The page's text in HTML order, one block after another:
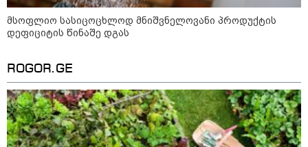
მკითხველის რჩევით
მსოფლიო სასიცოცხლოდ მნიშვნელოვანი პროდუქტის
დეფიციტის წინაშე დგას
ROGOR.GE